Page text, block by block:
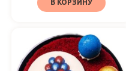
В КОРЗИНУ